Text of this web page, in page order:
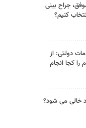
جراح بینی
کنیم؟
دولتی: از
را کجا انجام
خالی می شود؟